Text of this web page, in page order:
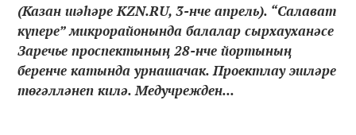
(Казан шәһәре KZN.RU, 3-нче апрель). “Салават
күпере” микрорайонында балалар сырхауханәсе
Заречье проспектының 28-нче йортының
беренче катында урнашачак. Проектлау эшләре
төгәлләнеп килә. Медучрежден...